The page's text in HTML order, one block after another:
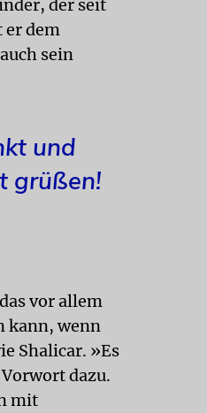
der seit
dem
sein
und
grüßen!
vor allem
kann, wenn
Shalicar. »Es
dazu.
mit